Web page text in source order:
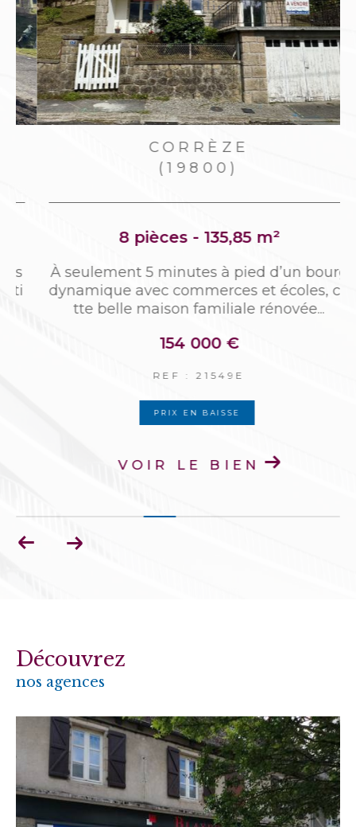
CORRÈZE
(19800)
8 pièces - 135,85 m²
À seulement 5 minutes à pied d’un bourg
dynamique avec commerces et écoles, ce
tte belle maison familiale rénovée...
154 000 €
REF : 21549E
PRIX EN BAISSE
VOIR LE BIEN
Découvrez
nos agences